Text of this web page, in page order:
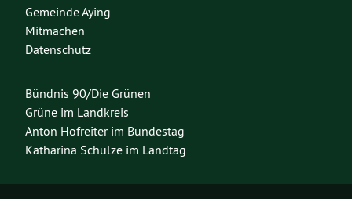
Gemeinde Aying
Mitmachen
Datenschutz
Bündnis 90/Die Grünen
Grüne im Landkreis
Anton Hofreiter im Bundestag
Katharina Schulze im Landtag